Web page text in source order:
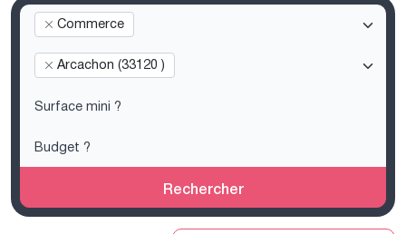
Commerce
Arcachon (33120 )
Rechercher